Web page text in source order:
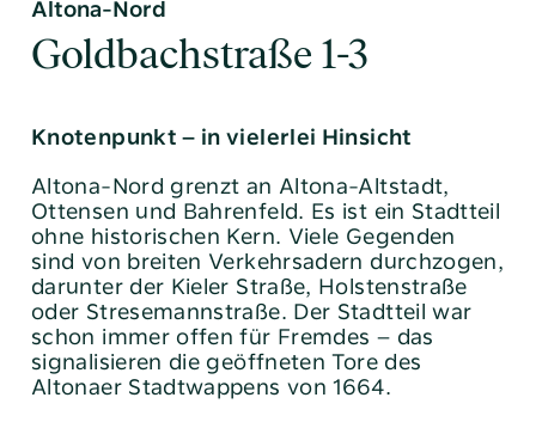
Altona-Nord
Goldbachstraße 1-3
Knotenpunkt – in vielerlei Hinsicht
Altona-Nord grenzt an Altona-Altstadt,
Ottensen und Bahrenfeld. Es ist ein Stadtteil
ohne historischen Kern. Viele Gegenden
sind von breiten Verkehrsadern durchzogen,
darunter der Kieler Straße, Holstenstraße
oder Stresemannstraße. Der Stadtteil war
schon immer offen für Fremdes – das
signalisieren die geöffneten Tore des
Altonaer Stadtwappens von 1664.